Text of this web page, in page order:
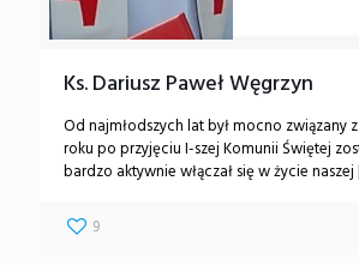
Ks. Dariusz Paweł Węgrzyn
Od najmłodszych lat był mocno związany
roku po przyjęciu I-szej Komunii Świętej
bardzo aktywnie włączał się w życie naszej
9